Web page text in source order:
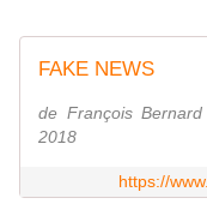
FAKE NEWS
de François
2018
https://